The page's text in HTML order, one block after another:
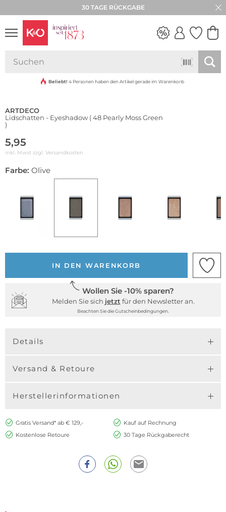
30 TAGE RÜCKGABE
VIBES
Beliebt! 4 Personen haben den Artikel gerade im Warenkorb
ARTDECO
Lidschatten - Eyeshadow ( 48 Pearly Moss Green
)
5,95
inkl. Mwst zzgl. Versandkosten
Farbe: Olive
IN DEN WARENKORB
Wollen Sie -10% sparen?
Melden Sie sich jetzt für den Newsletter an.
Beachten Sie die Gutscheinbedingungen.
Details
Versand & Retoure
Herstellerinformationen
Gratis Versand* ab € 129,-
Kauf auf Rechnung
Kostenlose Retoure
30 Tage Rückgaberecht